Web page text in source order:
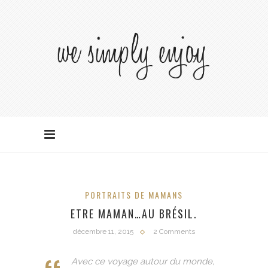
PORTRAITS DE MAMANS
ETRE MAMAN…AU BRÉSIL.
décembre 11, 2015 2 Comments
Avec ce voyage autour du monde,